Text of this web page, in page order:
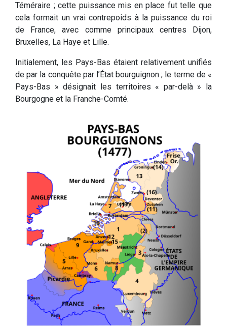
Téméraire ; cette puissance mis en place fut telle que
cela formait un vrai contrepoids à la puissance du roi
de France, avec comme principaux centres Dijon,
Bruxelles, La Haye et Lille.
Initialement, les Pays-Bas étaient relativement unifiés
de par la conquête par l’État bourguignon ; le terme de «
Pays-Bas » désignait les territoires « par-delà » la
Bourgogne et la Franche-Comté.